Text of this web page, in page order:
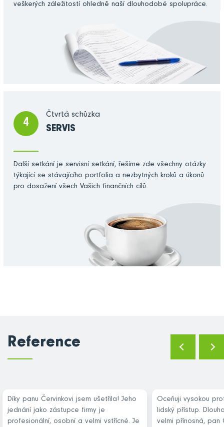
veškerých záležitostí ohledně naší dlouhodobé spolupráce.
4
Čtvrtá schůzka
SERVIS
Další setkání je servisní setkání, řešíme zde všechny otázky
týkající se stávajícího portfolia a nezbytných kroků a úkonů
pro dosažení všech Vašich finančních cílů.
Reference
Díky panu Červinkovi jsem ušetřila! Jeho
jednání jako zástupce firmy je
profesionální, osobní a velmi vstřícné. Je
Oceňuji vysokou
lidský přístup.
velmi přínosná, pan